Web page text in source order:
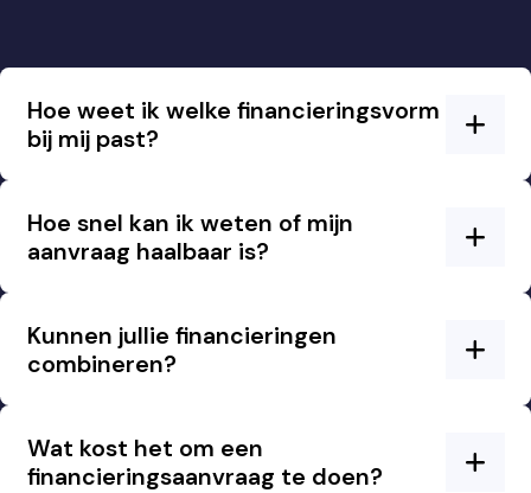
Hoe weet ik welke financieringsvorm
bij mij past?
Hoe snel kan ik weten of mijn
aanvraag haalbaar is?
Kunnen jullie financieringen
combineren?
Wat kost het om een
financieringsaanvraag te doen?